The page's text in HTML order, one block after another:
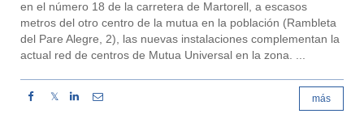
en el número 18 de la carretera de Martorell, a escasos
metros del otro centro de la mutua en la población (Rambleta
del Pare Alegre, 2), las nuevas instalaciones complementan la
actual red de centros de Mutua Universal en la zona. ...
𝕏 más